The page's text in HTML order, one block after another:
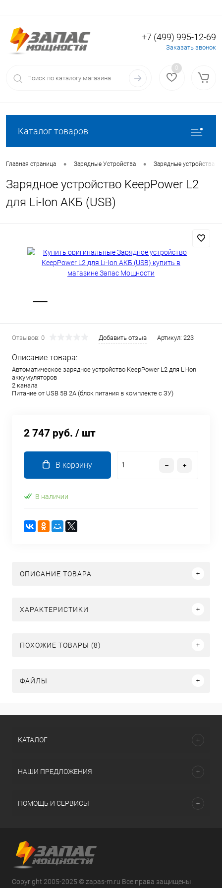
Вход Регистрация
+7 (499) 995-12-69
Заказать звонок
0
Каталог товаров
Главная страница • Зарядные Устройства • Зарядные устройства
Зарядное устройство KeepPower L2
для Li-Ion АКБ (USB)
Отзывов: 0 Добавить отзыв Артикул: 223
Описание товара:
Автоматическое зарядное устройство KeepPower L2 для Li-Ion
аккумуляторов
2 канала
Питание от USB 5В 2А (блок питания в комплекте с ЗУ)
2 747 руб. / шт
В корзину
В наличии
ОПИСАНИЕ ТОВАРА
ХАРАКТЕРИСТИКИ
ПОХОЖИЕ ТОВАРЫ (8)
ФАЙЛЫ
КАТАЛОГ
НАШИ ПРЕДЛОЖЕНИЯ
ПОМОЩЬ И СЕРВИСЫ
Copyright 2005-2025 © zapas-m.ru Все права защищены.